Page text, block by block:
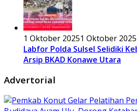
1 Oktober 20251 Oktober 2025
Labfor Polda Sulsel Selidiki
Arsip BKAD Konawe Utara
Advertorial